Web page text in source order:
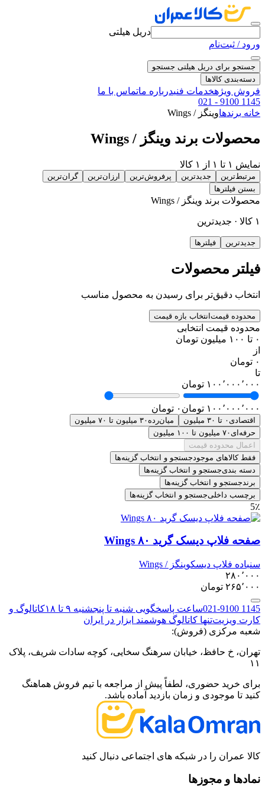
دریل هیلتی
ورود / ثبت‌نام
جستجو برای دریل هیلتی جستجو
دسته‌بندی کالاها
فروش ویژهخدمات فنیدرباره ماتماس با ما
021 - 9100 1145
خانه برندهاوینگز / Wings
محصولات برند وینگز / Wings
نمایش ۱ تا ۱ از ۱ کالا
مرتبط‌ترین جدیدترین پرفروش‌ترین ارزان‌ترین
گران‌ترین
بستن فیلترها
محصولات برند وینگز / Wings
۱ کالا · جدیدترین
جدیدترین فیلترها
فیلتر محصولات
انتخاب دقیق‌تر برای رسیدن به محصول مناسب
محدوده قیمتانتخاب بازه قیمت
محدوده قیمت انتخابی
۰ تا ۱۰۰ میلیون تومان
از
۰ تومان
تا
۱۰۰٬۰۰۰٬۰۰۰ تومان
۱۰۰٬۰۰۰٬۰۰۰ تومان ۰ تومان
اقتصادی ۰ تا ۳۰ میلیون میان‌رده ۳۰ میلیون تا ۷۰ میلیون
حرفه‌ای ۷۰ میلیون تا ۱۰۰ میلیون
اعمال محدوده قیمت
فقط کالاهای موجود جستجو و انتخاب گزینه‌ها
دسته بندیجستجو و انتخاب گزینه‌ها
برند جستجو و انتخاب گزینه‌ها
برچسب داخلیجستجو و انتخاب گزینه‌ها
5٪
صفحه فلاپ دیسک گرید ۸۰ Wings
سنباده فلاپ دیسکوینگز / Wings
۲۸۰٬۰۰۰
۲۶۵٬۰۰۰ تومان
021-9100 1145ساعت پاسخگویی شنبه تا پنجشنبه ۹ تا ۱۸
کاتالوگ و
کارت ویزیتتنها کاتالوگ هوشمند ابزار در ایران
شعبه مرکزی (فروش):
تهران، خ حافظ، خیابان سرهنگ سخایی، کوچه سادات شریف، پلاک
۱۱
برای خرید حضوری، لطفاً پیش از مراجعه با تیم فروش هماهنگ
کنید تا موجودی و زمان بازدید آماده باشد.
کالا عمران را در شبکه های اجتماعی دنبال کنید
نمادها و مجوزها